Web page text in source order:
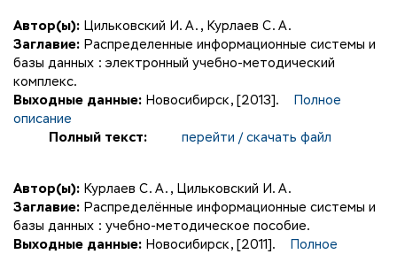
Автор(ы): Цильковский И. А. , Курлаев С. А.
Заглавие: Распределенные информационные системы и
базы данных : электронный учебно-методический
комплекс.
Выходные данные: Новосибирск, [2013].
Полное
описание
Полный текст:
перейти / скачать файл
Автор(ы): Курлаев С. А. , Цильковский И. А.
Заглавие: Распределённые информационные системы и
базы данных : учебно-методическое пособие.
Выходные данные: Новосибирск, [2011].
Полное